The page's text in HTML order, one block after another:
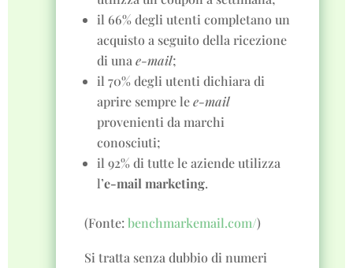
il 66% degli utenti completano un
acquisto a seguito della ricezione
di unae-mail;
il 70% degli utenti dichiara di
aprire sempre lee-mail
provenienti da marchi
conosciuti;
il 92% di tutte le aziende utilizza
l’e-mail marketing.
(Fonte:benchmarkemail.com/)
Si tratta senza dubbio di numeri